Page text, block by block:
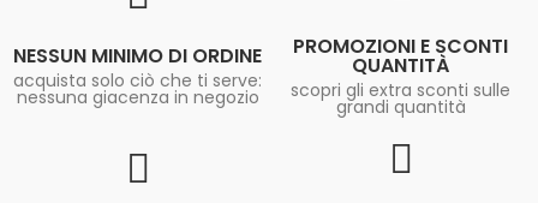
NESSUN MINIMO DI ORDINE
acquista solo ciò che ti serve:
nessuna giacenza in negozio
PROMOZIONI E SCONTI
QUANTITÀ
scopri gli extra sconti sulle
grandi quantità